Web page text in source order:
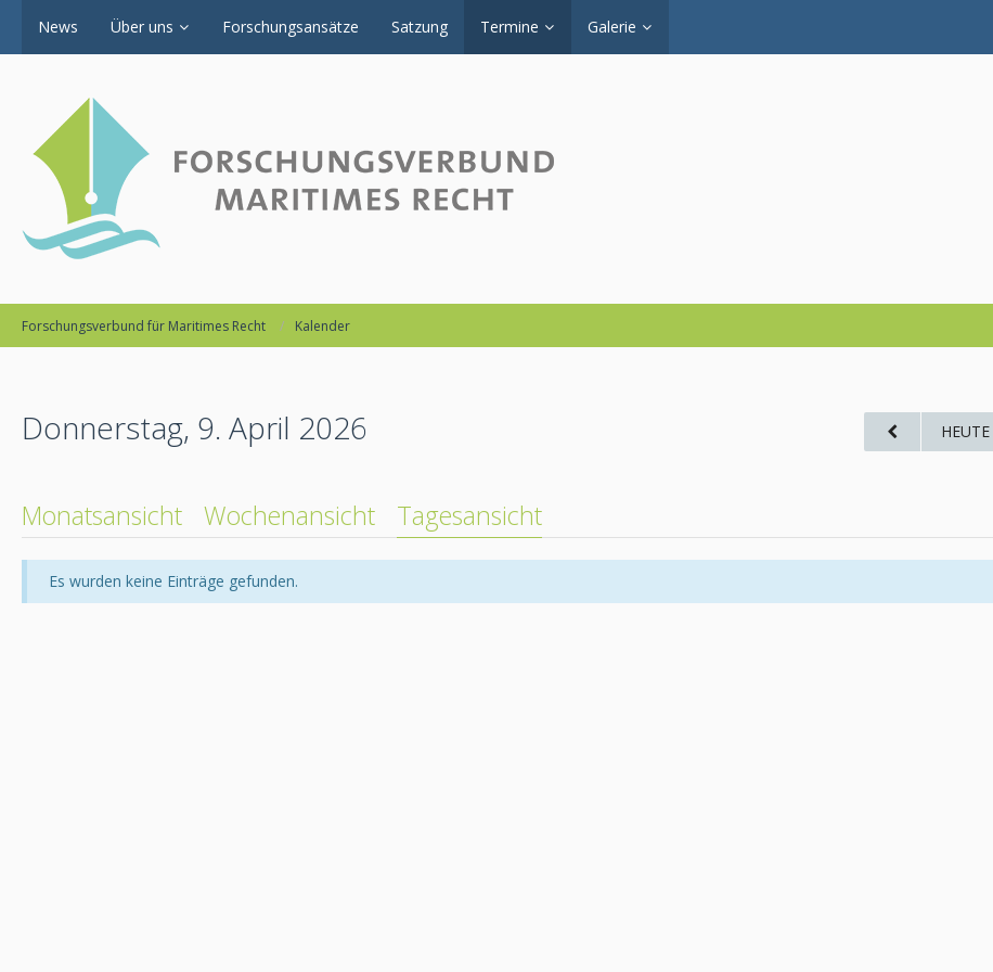
News Über uns Forschungsansätze Satzung Termine Galerie
Forschungsverbund für Maritimes Recht Kalender
Donnerstag, 9. April 2026 HEUTE
Monatsansicht Wochenansicht Tagesansicht
Es wurden keine Einträge gefunden.